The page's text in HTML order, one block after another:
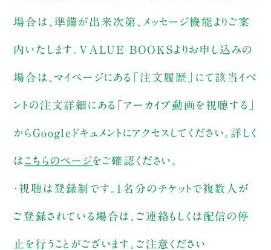
場合は、準備が出来次第、メッセージ機能よりご案
内いたします。VALUE BOOKSよりお申し込みの
場合は、マイページにある「注文履歴」にて該当イベ
ントの注文詳細にある「アーカイブ動画を視聴する」
からGoogleドキュメントにアクセスしてください。詳しく
は こちらのページをご確認ください。
・視聴は登録制です。1名分のチケットで複数人が
ご登録されている場合は、ご連絡もしくは配信の停
止を行うことがございます。ご注意ください